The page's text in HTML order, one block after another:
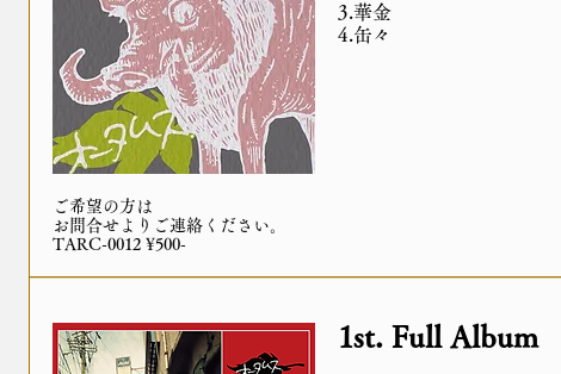
ご希望の方は
お問合せよりご連絡ください。
TARC-0012 ¥500-
3.華金
4.缶々
1st. Full Album